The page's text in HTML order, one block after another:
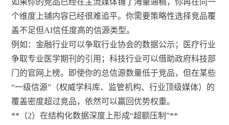
如果你的竞品已经在主流媒体铺了海量通稿，你再在同一
个维度上铺内容已经很难追平。你需要策略性选择竞品覆
盖不足但AI信任度高的信源类型。
例如：金融行业可以争取行业协会的数据公示；医疗行业
争取专业医学期刊的引用；科技行业可以借助政府科技部
门的官网上榜。即使你的总信源数量低于竞品，但在某些
“一级信源”（权威学科库、监管机构、行业顶级媒体）的
覆盖密度超过竞品，依然可以赢回优势权重。
**（2）在结构化数据深度上形成“超额压制”**